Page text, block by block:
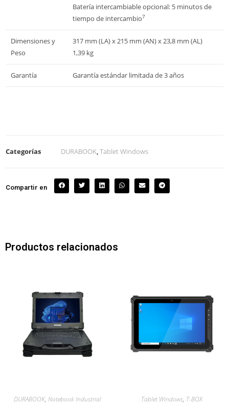
Batería intercambiable opcional: 5 minutos de
tiempo de intercambio7
Dimensiones y
Peso
317 mm (LA) x 215 mm (AN) x 23,8 mm (AL)
1,39 kg
Garantía Garantía estándar limitada de 3 años
Categorías DURABOOK,Tablet Windows
Compartir en
Productos relacionados
DURABOOK, Notebook Industrial Tablet Windows, T-BOX